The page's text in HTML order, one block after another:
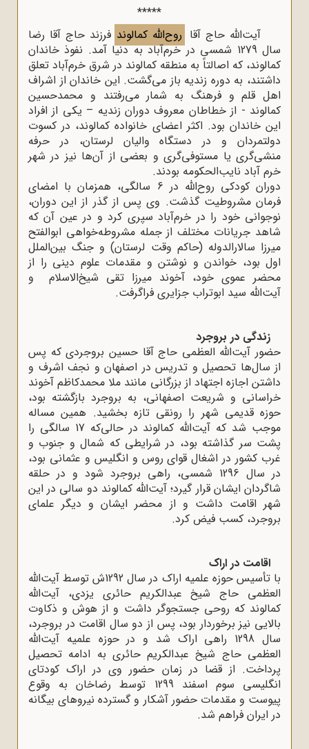
*****
آیت‌الله حاج آقا روح‌الله کمالوند فرزند حاج آقا رضا
سال 1279 شمسی در خرم‌آباد به دنیا آمد. نفوذ خاندان
کمالوند، که اصالتاً به منطقه کمالوند در شرق خرم‌آباد تعلق
داشتند، به دوره زندیه باز می‌گشت. این خاندان از اشراف
اهل قلم و فرهنگ به شمار می‌رفتند و محمدحسین
کمالوند - از خطاطان معروف دوران زندیه – یکی از افراد
این خاندان بود. اکثر اعضای خانواده کمالوند، در کسوت
دولتمردان و در دستگاه والیان لرستان، در حرفه
منشی‌گری یا مستوفی‌گری و بعضی از آن‌ها نیز در شهر
خرم آباد نایب‌الحکومه بودند.
دوران کودکی روح‌الله در 6 سالگی، همزمان با امضای
فرمان مشروطیت گذشت. وی پس از گذر از این دوران،
نوجوانی خود را در خرم‌آباد سپری کرد و در عین آن که
شاهد جریانات مختلف از جمله مشروطه‌خواهی ابوالفتح
میرزا سالارالدوله (حاکم وقت لرستان) و جنگ بین‌الملل
اول بود، خواندن و نوشتن و مقدمات علوم دینی را از
محضر عموی خود، آخوند میرزا تقی شیخ‌الاسلام و
آیت‌الله سید ابوتراب جزایری فراگرفت.
زندگی در بروجرد
حضور آیت‌الله العظمی حاج آقا حسین بروجردی که پس
از سال‌ها تحصیل و تدریس در اصفهان و نجف اشرف و
داشتن اجازه اجتهاد از بزرگانی مانند ملا محمدکاظم آخوند
خراسانی و شریعت اصفهانی، به بروجرد بازگشته بود،
حوزه قدیمی شهر را رونقی تازه بخشید. همین مساله
موجب شد که آیت‌الله کمالوند در حالی‌که 17 سالگی را
پشت سر گذاشته بود، در شرایطی که شمال و جنوب و
غرب کشور در اشغال قوای روس و انگلیس و عثمانی بود،
در سال 1296 شمسی، راهی بروجرد شود و در حلقه
شاگردان ایشان قرار گیرد؛ آیت‌الله کمالوند دو سالی در این
شهر اقامت داشت و از محضر ایشان و دیگر علمای
بروجرد، کسب فیض کرد.
اقامت در اراک
با تأسیس حوزه علمیه اراک در سال 1292ش توسط آیت‌الله
العظمی حاج شیخ عبدالکریم حائری یزدی، آیت‌الله
کمالوند که روحی جستجوگر داشت و از هوش و ذکاوت
بالایی نیز برخوردار بود، پس از دو سال اقامت در بروجرد،
سال 1298 راهی اراک شد و در حوزه علمیه آیت‌الله
العظمی حاج شیخ عبدالکریم حائری به ادامه تحصیل
پرداخت. از قضا در زمان حضور وی در اراک کودتای
انگلیسی سوم اسفند 1299 توسط رضاخان به وقوع
پیوست و مقدمات حضور آشکار و گسترده نیروهای بیگانه
در ایران فراهم شد.